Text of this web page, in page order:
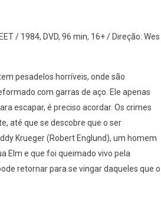
/ 1984, DVD, 96 min, 16+ / Direção: Wes
pesadelos horríveis, onde são
com garras de aço. Ele apenas
escapar, é preciso acordar. Os crimes
até que se descobre que o ser
Krueger (Robert Englund), um homem
Elm e que foi queimado vivo pela
retornar para se vingar daqueles que o